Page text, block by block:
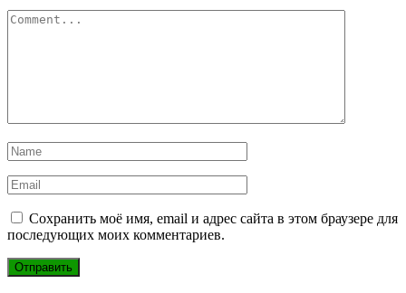
Сохранить моё имя, email и адрес сайта в этом браузере для
последующих моих комментариев.